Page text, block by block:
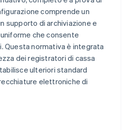
comprende un
supporto di archiviazione e
che consente
Questa normativa è integrata
dei registratori di cassa
ulteriori standard
elettroniche di